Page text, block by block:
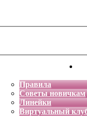
Энциклопедия кошек
Правила
Советы новичкам
Линейки
Виртуальный